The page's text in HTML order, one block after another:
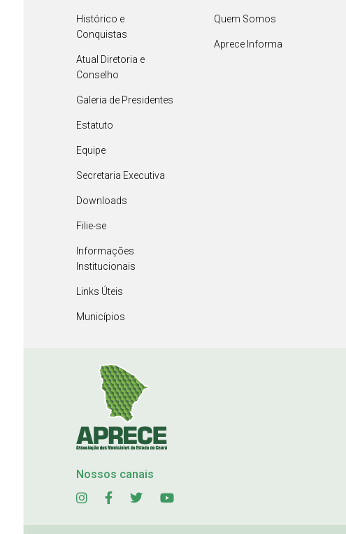
Histórico e
Conquistas
Atual Diretoria e
Conselho
Galeria de Presidentes
Estatuto
Equipe
Secretaria Executiva
Downloads
Filie-se
Informações
Institucionais
Links Úteis
Municípios
Quem Somos
Aprece Informa
Nossos canais